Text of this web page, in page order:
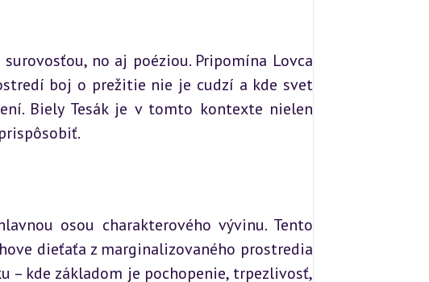
no aj poéziou. Pripomína Lovca
boj o prežitie nie je cudzí a kde svet
Biely Tesák je v tomto kontexte nielen
osou charakterového vývinu. Tento
dieťaťa z marginalizovaného prostredia
– kde základom je pochopenie, trpezlivosť,